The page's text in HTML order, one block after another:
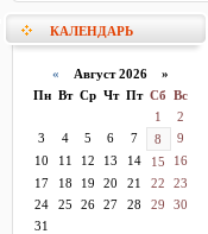
КАЛЕНДАРЬ
« Август 2026 »
Пн Вт Ср Чт Пт Сб Вс
1
2
3
4 5 6 7 8
9
10
11 12 13 14 15
16
17
18 19 20 21 22
23
24
25 26 27 28 29
30
31